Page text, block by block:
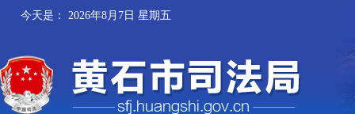
今天是： 2026年8月7日 星期五